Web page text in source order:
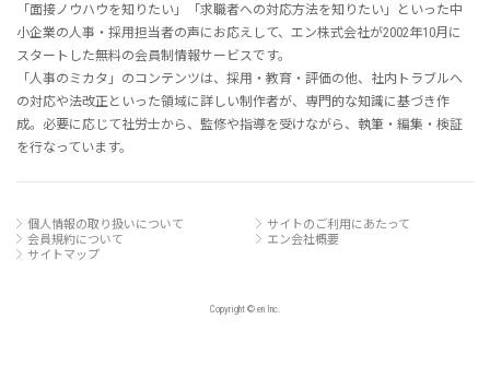
「面接ノウハウを知りたい」「求職者への対応方法を知りたい」といった中
小企業の人事・採用担当者の声にお応えして、エン株式会社が2002年10月に
スタートした無料の会員制情報サービスです。
「人事のミカタ」のコンテンツは、採用・教育・評価の他、社内トラブルへ
の対応や法改正といった領域に詳しい制作者が、専門的な知識に基づき作
成。必要に応じて社労士から、監修や指導を受けながら、執筆・編集・検証
を行なっています。
個人情報の取り扱いについて
サイトのご利用にあたって
会員規約について
エン会社概要
サイトマップ
Copyright © en Inc.